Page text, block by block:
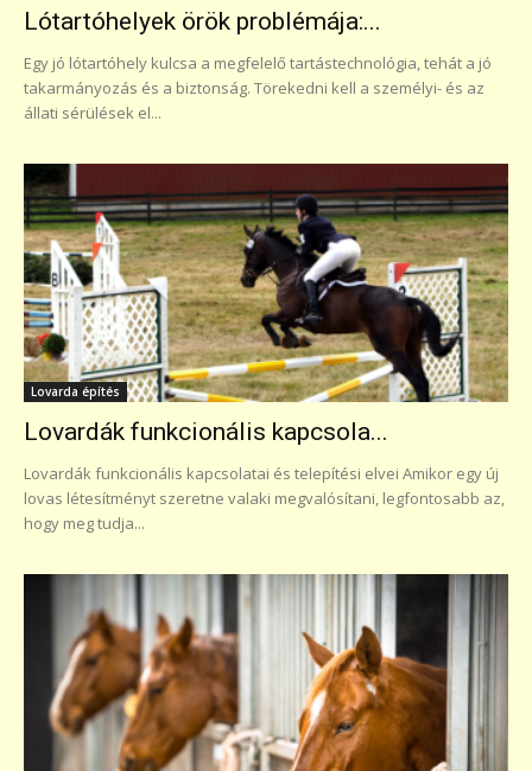
Lótartóhelyek örök problémája:...
Egy jó lótartóhely kulcsa a megfelelő tartástechnológia, tehát a jó
takarmányozás és a biztonság. Törekedni kell a személyi- és az
állati sérülések el...
Lovarda építés
Lovardák funkcionális kapcsola...
Lovardák funkcionális kapcsolatai és telepítési elvei Amikor egy új
lovas létesítményt szeretne valaki megvalósítani, legfontosabb az,
hogy meg tudja...